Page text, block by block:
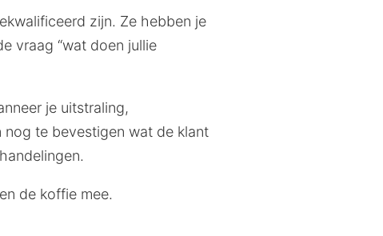
zijn. Ze hebben je
vraag “wat doen jullie
je uitstraling,
te bevestigen wat de klant
de koffie mee.